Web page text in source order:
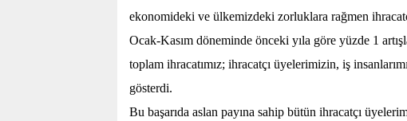
ekonomideki ve ülkemizdeki zorluklara rağmen
Ocak-Kasım döneminde önceki yıla göre yüzde 1
toplam ihracatımız; ihracatçı üyelerimizin, iş
gösterdi.
Bu başarıda aslan payına sahip bütün ihracatçı